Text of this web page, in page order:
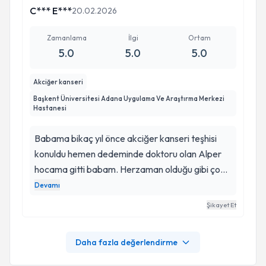
C*** E***20.02.2026
Zamanlama
5.0
İlgi
5.0
Ortam
5.0
Akciğer kanseri
Başkent Üniversitesi Adana Uygulama Ve Araştırma Merkezi
Hastanesi
Babama bikaç yıl önce akciğer kanseri teşhisi
konuldu hemen dedeminde doktoru olan Alper
hocama gitti babam. Herzaman olduğu gibi çok
güzel inceleyip hastanın psikolojisini de
düşünerek açıklamalarda bulundu. Gerekli testler
iyiye gidiyor çok şükür. Süreçte ve sonuçta
maddi ve manevi herzaman yanımızda olan
Devamı
Şikayet Et
Daha fazla değerlendirme